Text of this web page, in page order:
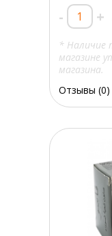
- +
* Наличие
магазине
магазина.
Отзывы (0)